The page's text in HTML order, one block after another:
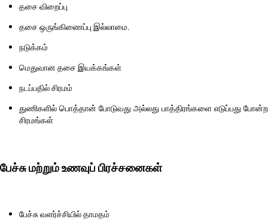
தசை விறைப்பு
தசை ஒருங்கிணைப்பு இல்லாமை.
நடுக்கம்
மெதுவான தசை இயக்கங்கள்
நடப்பதில் சிரமம்
துணிகளில் பொத்தான் போடுவது அல்லது பாத்திரங்களை எடுப்பது போன்ற
சிரமங்கள்
பேச்சு மற்றும் உணவுப் பிரச்சனைகள்
பேச்சு வளர்ச்சியில் தாமதம்